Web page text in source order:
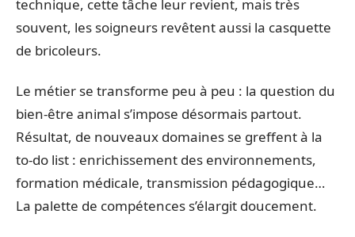
technique, cette tâche leur revient, mais très
souvent, les soigneurs revêtent aussi la casquette
de bricoleurs.
Le métier se transforme peu à peu : la question du
bien-être animal s’impose désormais partout.
Résultat, de nouveaux domaines se greffent à la
to-do list : enrichissement des environnements,
formation médicale, transmission pédagogique…
La palette de compétences s’élargit doucement.